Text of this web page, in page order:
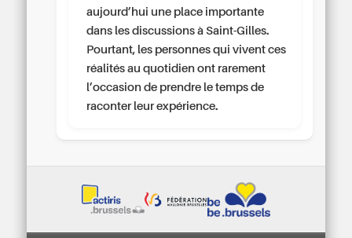
aujourd’hui une place importante
dans les discussions à Saint-Gilles.
Pourtant, les personnes qui vivent ces
réalités au quotidien ont rarement
l’occasion de prendre le temps de
raconter leur expérience.